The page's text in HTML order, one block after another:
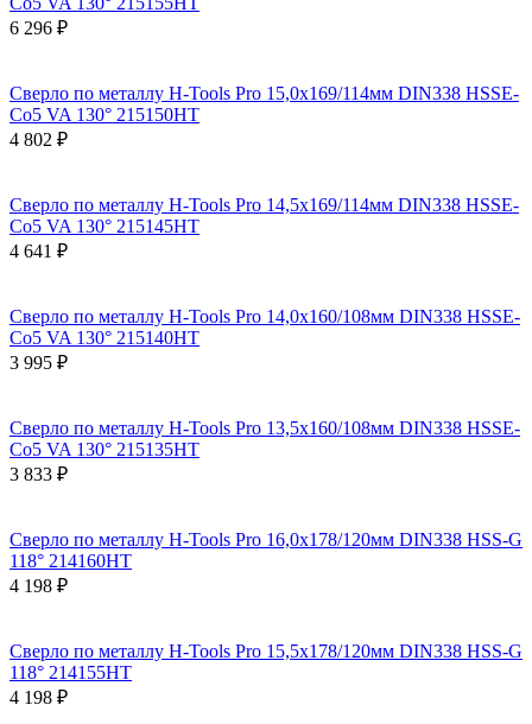
6 296 ₽
Сверло по металлу H-Tools Pro 15,0x169/114мм DIN338 HSSE-
Co5 VA 130° 215150HT
4 802 ₽
Сверло по металлу H-Tools Pro 14,5x169/114мм DIN338 HSSE-
Co5 VA 130° 215145HT
4 641 ₽
Сверло по металлу H-Tools Pro 14,0x160/108мм DIN338 HSSE-
Co5 VA 130° 215140HT
3 995 ₽
Сверло по металлу H-Tools Pro 13,5x160/108мм DIN338 HSSE-
Co5 VA 130° 215135HT
3 833 ₽
Сверло по металлу H-Tools Pro 16,0x178/120мм DIN338 HSS-G
118° 214160HT
4 198 ₽
Сверло по металлу H-Tools Pro 15,5x178/120мм DIN338 HSS-G
118° 214155HT
4 198 ₽